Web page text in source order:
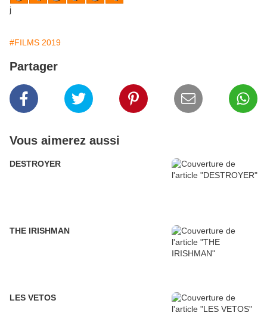
j
#FILMS 2019
Partager
Vous aimerez aussi
DESTROYER
THE IRISHMAN
LES VETOS